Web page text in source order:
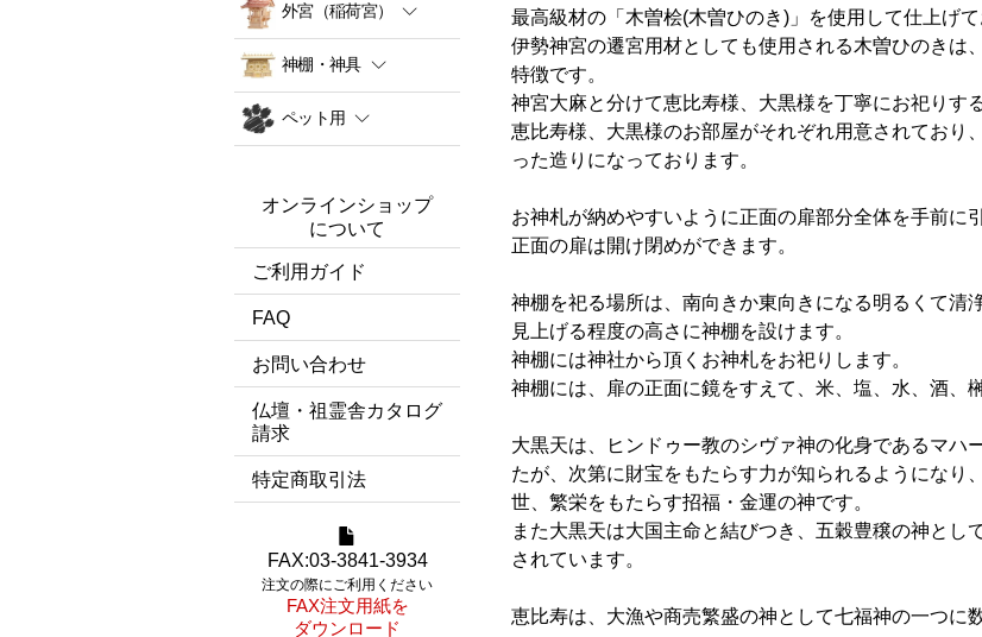
最高級材の「木曽桧(木曽ひのき)」を使用して仕上げて
伊勢神宮の遷宮用材としても使用される木曽ひのきは
特徴です。
神宮大麻と分けて恵比寿様、大黒様を丁寧にお祀りす
恵比寿様、大黒様のお部屋がそれぞれ用意されており
った造りになっております。
お神札が納めやすいように正面の扉部分全体を手前に
正面の扉は開け閉めができます。
神棚を祀る場所は、南向きか東向きになる明るくて清
見上げる程度の高さに神棚を設けます。
神棚には神社から頂くお神札をお祀りします。
神棚には、扉の正面に鏡をすえて、米、塩、水、酒、
大黒天は、ヒンドゥー教のシヴァ神の化身であるマハ
たが、次第に財宝をもたらす力が知られるようになり
世、繁栄をもたらす招福・金運の神です。
また大黒天は大国主命と結びつき、五穀豊穣の神とし
されています。
恵比寿は、大漁や商売繁盛の神として七福神の一つに
外宮（稲荷宮）
神棚・神具
ペット用
オンラインショップ
について
ご利用ガイド
FAQ
お問い合わせ
仏壇・祖霊舎カタログ
請求
特定商取引法
FAX:03-3841-3934
注文の際にご利用ください
FAX注文用紙を
ダウンロード